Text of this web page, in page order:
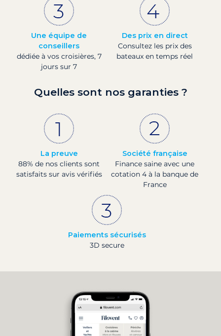
Une équipe de
conseillers
dédiée à vos croisières, 7
jours sur 7
Des prix en direct
Consultez les prix des
bateaux en temps réel
Quelles sont nos garanties ?
La preuve
88% de nos clients sont
satisfaits sur avis vérifiés
Société française
Finance saine avec une
cotation 4 à la banque de
France
Paiements sécurisés
3D secure